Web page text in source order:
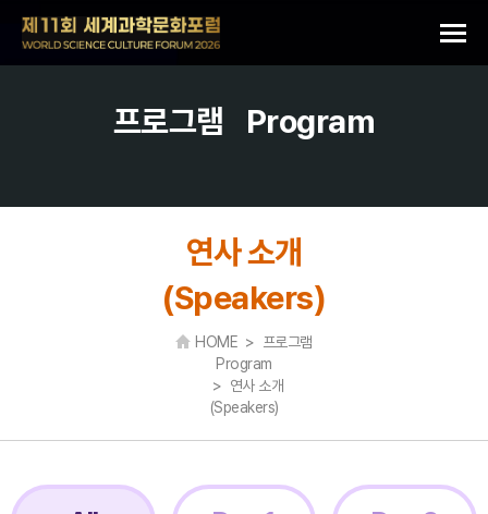
프로그램 Program
연사 소개
(Speakers)
HOME > 프로그램
Program
> 연사 소개
(Speakers)